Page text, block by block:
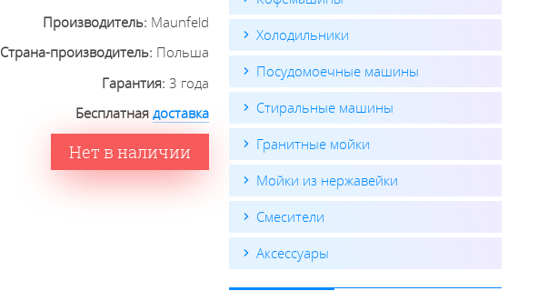
Производитель: Maunfeld
Страна-производитель: Польша
Гарантия:3 года
Бесплатнаядоставка
Нет в наличии
Холодильники
Посудомоечные машины
Стиральные машины
Гранитные мойки
Мойки из нержавейки
Смесители
Аксессуары